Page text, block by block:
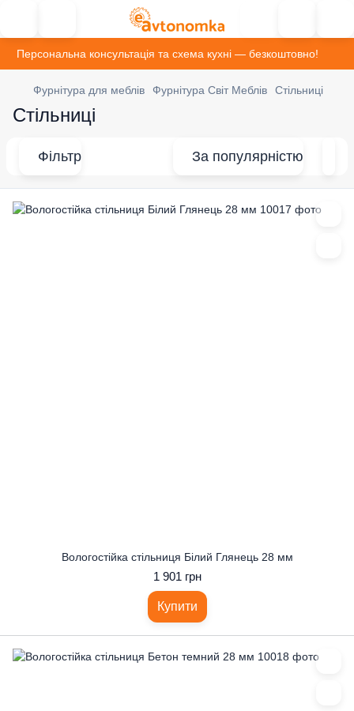
Персональна консультація та схема кухні — безкоштовно!
Фурнітура для меблів Фурнітура Світ Меблів Стільниці
Стільниці
Фільтр За популярністю
Вологостійка стільниця Білий Глянець 28 мм
1 901 грн
Купити